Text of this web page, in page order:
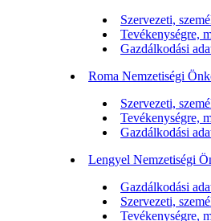
Szervezeti,
Tevékenységre,
Gazdálkodási
Roma Nemzetiségi
Szervezeti,
Tevékenységre,
Gazdálkodási
Lengyel Nemzetiségi
Gazdálkodási
Szervezeti,
Tevékenységre,